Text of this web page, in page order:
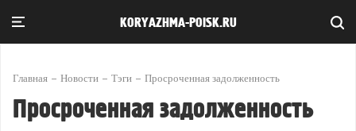
KORYAZHMA-POISK.RU
Главная Новости Тэги Просроченная задолженность
Просроченная задолженность